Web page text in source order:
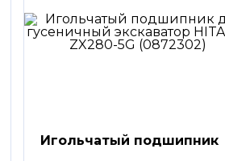
Игольчатый подшипник